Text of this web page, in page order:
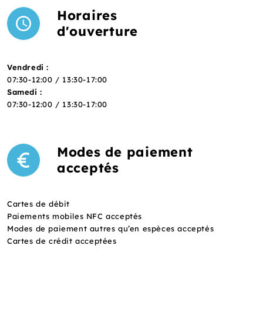
Horaires
d'ouverture
Vendredi :
07:30-12:00 / 13:30-17:00
Samedi :
07:30-12:00 / 13:30-17:00
Modes de paiement
acceptés
Cartes de débit
Paiements mobiles NFC acceptés
Modes de paiement autres qu’en espèces acceptés
Cartes de crédit acceptées